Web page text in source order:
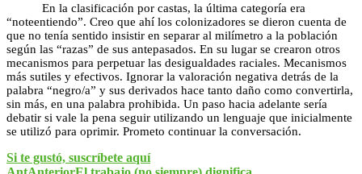
En la clasificación por castas, la última categoría era
“noteentiendo”. Creo que ahí los colonizadores se dieron cuenta de
que no tenía sentido insistir en separar al milímetro a la población
según las “razas” de sus antepasados. En su lugar se crearon otros
mecanismos para perpetuar las desigualdades raciales. Mecanismos
más sutiles y efectivos. Ignorar la valoración negativa detrás de la
palabra “negro/a” y sus derivados hace tanto daño como convertirla,
sin más, en una palabra prohibida. Un paso hacia adelante sería
debatir si vale la pena seguir utilizando un lenguaje que inicialmente
se utilizó para oprimir. Prometo continuar la conversación.
Si te gustó, suscríbete aquí